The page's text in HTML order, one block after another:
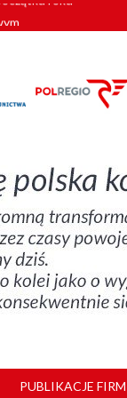
na tory w 2029 roku
roku
PUBLIKACJE FIRM